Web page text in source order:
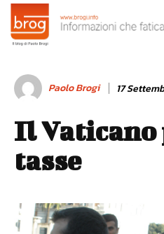
Paolo Brogi 17
Il Vaticano
tasse